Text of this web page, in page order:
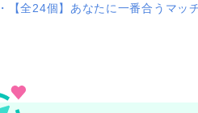
・ 【全24個】あなたに一番合うマ